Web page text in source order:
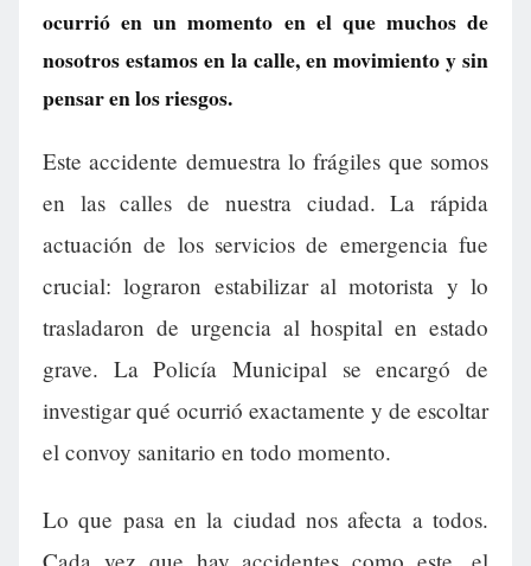
ocurrió en un momento en el que muchos de
nosotros estamos en la calle, en movimiento y sin
pensar en los riesgos.
Este accidente demuestra lo frágiles que somos
en las calles de nuestra ciudad. La rápida
actuación de los servicios de emergencia fue
crucial: lograron estabilizar al motorista y lo
trasladaron de urgencia al hospital en estado
grave. La Policía Municipal se encargó de
investigar qué ocurrió exactamente y de escoltar
el convoy sanitario en todo momento.
Lo que pasa en la ciudad nos afecta a todos.